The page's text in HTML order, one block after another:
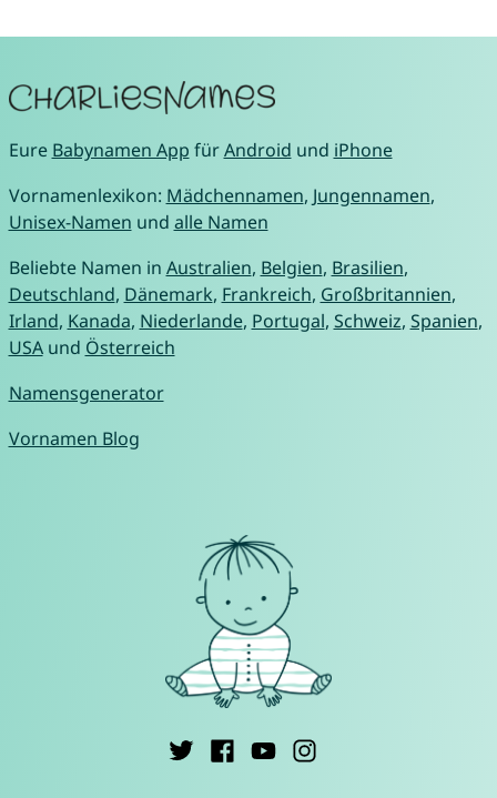
Eure Babynamen App fürAndroid und iPhone
Vornamenlexikon: Mädchennamen, Jungennamen,
Unisex-Namen und alle Namen
Beliebte Namen in Australien, Belgien, Brasilien,
Deutschland, Dänemark, Frankreich, Großbritannien,
Irland, Kanada, Niederlande, Portugal, Schweiz, Spanien,
USAund Österreich
Namensgenerator
Vornamen Blog